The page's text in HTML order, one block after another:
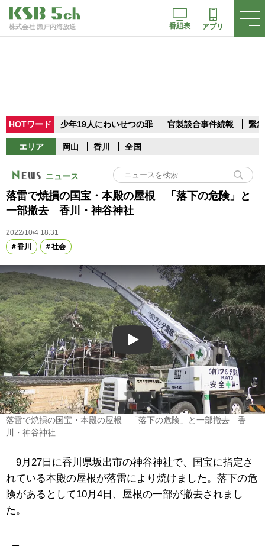
株式会社 瀬戸内海放送 番組表 アプリ
HOTワード 少年19人にわいせつの罪 官製談合事件続報 緊
エリア 岡山 香川 全国
ニュース
落雷で焼損の国宝・本殿の屋根 「落下の危険」と
一部撤去 香川・神谷神社
2022/10/4 18:31
香川
社会
Play
落雷で焼損の国宝・本殿の屋根 「落下の危険」と一部撤去 香
川・神谷神社
9月27日に香川県坂出市の神谷神社で、国宝に指定さ
れている本殿の屋根が落雷により焼けました。落下の危
険があるとして10月4日、屋根の一部が撤去されまし
た。